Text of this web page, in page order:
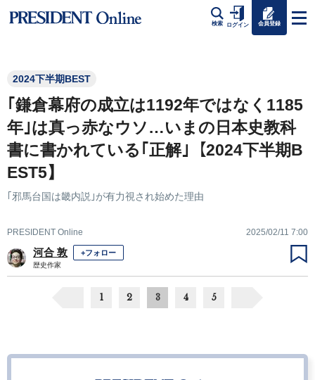
検索 ログイン 会員登録
2024下半期BEST
｢鎌倉幕府の成立は1192年ではなく1185
年｣は真っ赤なウソ…いまの日本史教科
書に書かれている｢正解｣【2024下半期B
EST5】
｢邪馬台国は畿内説｣が有力視され始めた理由
PRESIDENT Online 2025/02/11 7:00
河合 敦 +フォロー
歴史作家
1 2 3 4 5